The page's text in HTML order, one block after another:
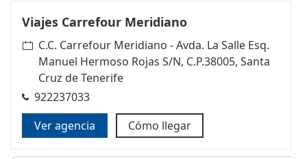
Viajes Carrefour Meridiano
C.C. Carrefour Meridiano - Avda. La Salle Esq.
Manuel Hermoso Rojas S/N, C.P.38005, Santa
Cruz de Tenerife
922237033
Ver agencia
Cómo llegar